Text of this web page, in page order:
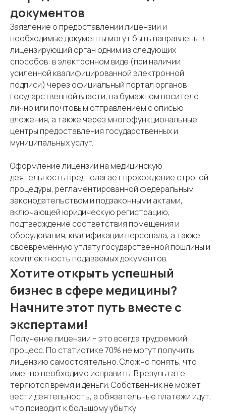
документов
Заявление о предоставлении лицензии и
необходимые документы могут быть направлены в
лицензирующий орган одним из следующих
способов: в электронном виде (при наличии
усиленной квалифицированной электронной
подписи) через официальный портал органов
государственной власти, на бумажном носителе
лично или почтовым отправлением с описью
вложения, а также через многофункциональные
центры предоставления государственных и
муниципальных услуг.
Оформление лицензии на медицинскую
деятельность предполагает прохождение строгой
процедуры, регламентированной федеральным
законодательством и подзаконными актами,
включающей юридическую регистрацию,
подтверждение соответствия помещения и
оборудования, квалификации персонала, а также
своевременную уплату государственной пошлины и
комплектность подаваемых документов.
Хотите открыть успешный
бизнес в сфере медицины?
Начните этот путь вместе с
экспертами!
Получение лицензии – это всегда трудоемкий
процесс. По статистике 70% не могут получить
лицензию самостоятельно. Сложно понять, что
именно необходимо исправить. В результате
теряются время и деньги. Собственник не может
вести деятельность, а обязательные платежи идут,
что приводит к большому убытку.